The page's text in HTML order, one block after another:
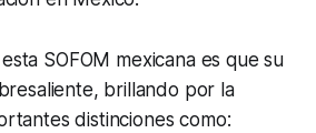
SOFOM mexicana es que su
brillando por la
distinciones como: